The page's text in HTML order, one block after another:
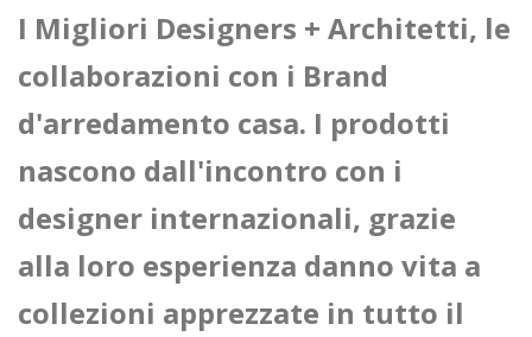
I Migliori Designers + Architetti, le
collaborazioni con i Brand
d'arredamento casa. I prodotti
nascono dall'incontro con i
designer internazionali, grazie
alla loro esperienza danno vita a
collezioni apprezzate in tutto il